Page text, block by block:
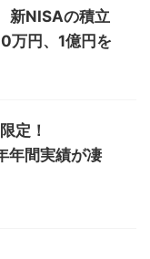
新NISAの積立
万円、1億円を
定！
年間実績が凄